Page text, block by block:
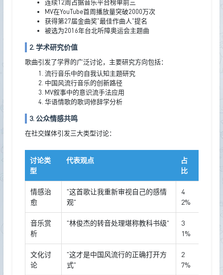
连续12周占据音乐平台榜单前三
MV在YouTube首周播放量突破2000万次
获得第27届金曲奖"最佳作曲人"提名
被选为2016年台北听障奥运会主题曲
2. 学术研究价值
歌曲引发了学界的广泛讨论，主要研究方向包括：
流行音乐中的自我认知主题研究
中国风流行音乐的创新路径
MV叙事中的意识流手法应用
华语情歌的歌词修辞学分析
3. 公众情感共鸣
在社交媒体引发三大类型讨论：
讨论类
型
代表观点
占
比
情感治
愈
"这首歌让我重新审视自己的感情
观"
4
2%
音乐赏
析
"林俊杰的转音处理堪称教科书级"
3
1%
文化讨
论
"这才是中国风流行的正确打开方
式"
2
7%